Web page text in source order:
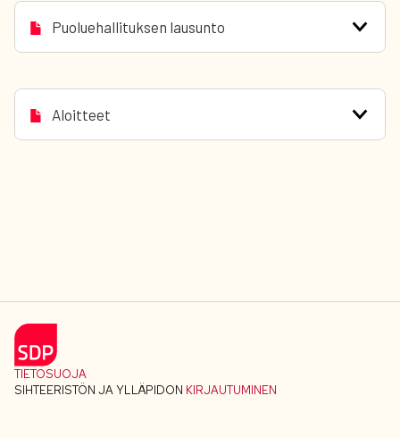
Puoluehallituksen lausunto
Aloitteet
TIETOSUOJA
SIHTEERISTÖN JA YLLÄPIDON KIRJAUTUMINEN